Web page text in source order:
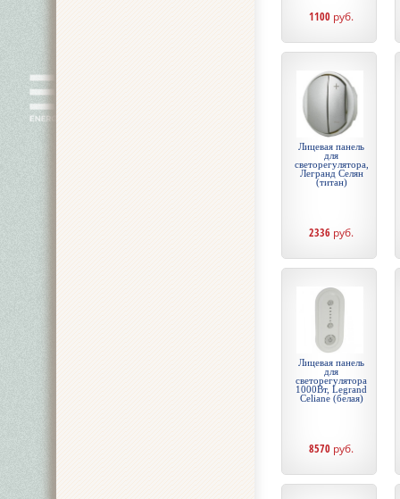
1100 руб.
Лицевая панель
для
светорегулятора,
Легранд Селян
(титан)
2336 руб.
Лицевая панель
для
светорегулятора
1000Вт, Legrand
Celiane (белая)
8570 руб.